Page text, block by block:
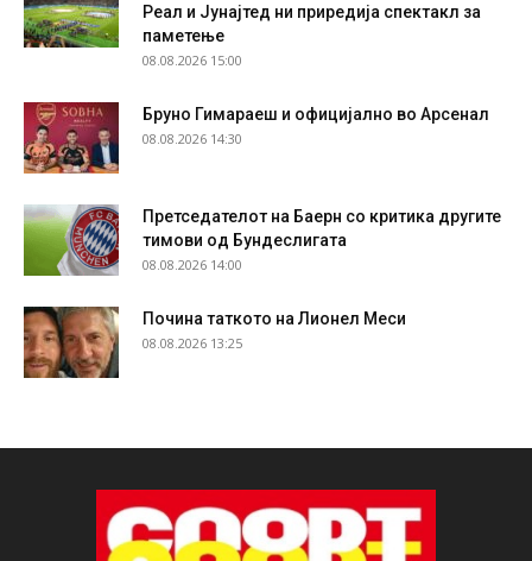
Реал и Јунајтед ни приредија спектакл за
паметење
08.08.2026 15:00
Бруно Гимараеш и официјално во Арсенал
08.08.2026 14:30
Претседателот на Баерн со критика другите
тимови од Бундеслигата
08.08.2026 14:00
Почина таткото на Лионел Меси
08.08.2026 13:25